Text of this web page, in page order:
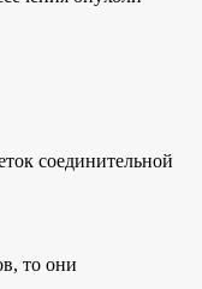
соединительной
то они